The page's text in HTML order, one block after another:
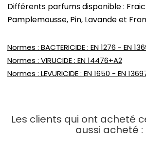
Différents parfums disponible :
Pamplemousse, Pin, Lavande et
Normes : BACTERICIDE : EN 1276 - EN
Normes : VIRUCIDE : EN 14476+A2
Normes : LEVURICIDE : EN 1650 - EN
Les clients qui ont acheté
aussi acheté :